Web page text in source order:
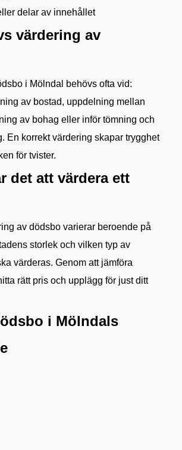
delar av innehållet
värdering av
i Mölndal behövs ofta vid:
av bostad, uppdelning mellan
av bohag eller inför tömning och
En korrekt värdering skapar trygghet
för tvister.
det att värdera ett
av dödsbo varierar beroende på
storlek och vilken typ av
värderas. Genom att jämföra
rätt pris och upplägg för just ditt
i Mölndals